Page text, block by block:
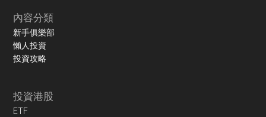
內容分類
新手俱樂部
懶人投資
投資攻略
投資港股
ETF